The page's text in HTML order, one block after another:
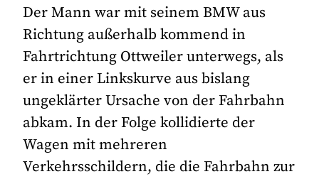
Der Mann war mit seinem BMW aus
Richtung außerhalb kommend in
Fahrtrichtung Ottweiler unterwegs, als
er in einer Linkskurve aus bislang
ungeklärter Ursache von der Fahrbahn
abkam. In der Folge kollidierte der
Wagen mit mehreren
Verkehrsschildern, die die Fahrbahn zur